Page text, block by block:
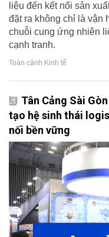
liệu đến kết nối sản
đặt ra không chỉ là vận
chuỗi cung ứng nhiên
cạnh tranh.
Toàn cảnh Kinh tế
Tân Cảng Sài
tạo hệ sinh thái
nối bền vững